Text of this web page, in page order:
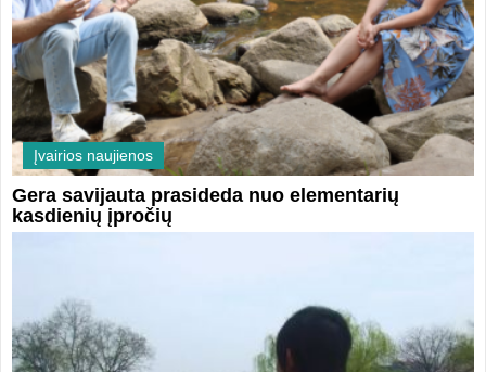
Įvairios naujienos
Gera savijauta prasideda nuo elementarių
kasdienių įpročių